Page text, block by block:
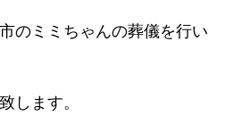
のミミちゃんの葬儀を行い
します。